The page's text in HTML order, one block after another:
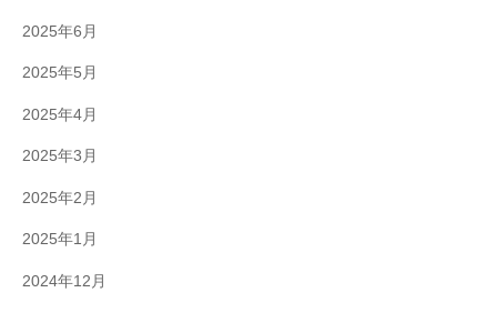
2025年6月
2025年5月
2025年4月
2025年3月
2025年2月
2025年1月
2024年12月